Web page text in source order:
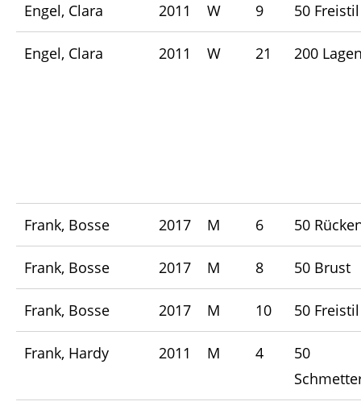
Engel, Clara 2011 W 9 50 Freistil
Engel, Clara 2011 W 21 200
Frank, Bosse 2017 M 6 50
Frank, Bosse 2017 M 8 50 Brust
Frank, Bosse 2017 M 10 50 Freistil
Frank, Hardy 2011 M 4
50